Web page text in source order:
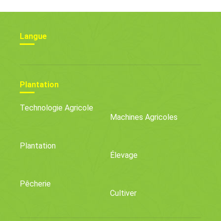
Langue
Plantation
Technologie Agricole
Machines Agricoles
Plantation
Élevage
Pêcherie
Cultiver